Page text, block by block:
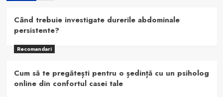
Când trebuie investigate durerile abdominale
persistente?
Recomandari
Cum să te pregătești pentru o ședință cu un psiholog
online din confortul casei tale